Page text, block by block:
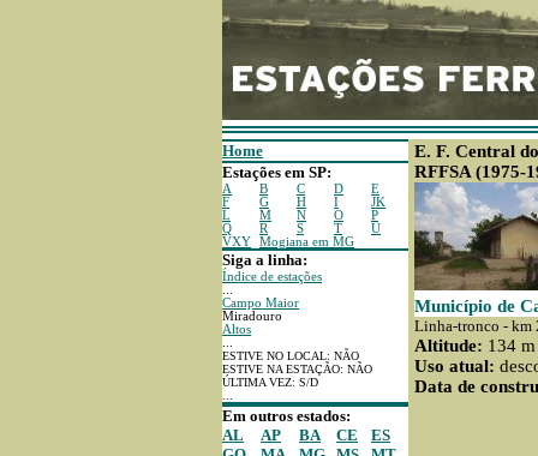
Home
Estações em SP:
A B C D
E
F
G H I
JK
L
M N O
P
Q
R S T
U
VXY
Mogiana em MG
Siga a linha:
Índice de estações
Campo Maior
Miradouro
Altos
ESTIVE NO LOCAL: NÃO
ESTIVE NA ESTAÇÃO: NÃO
ÚLTIMA VEZ: S/D
Em outros estados:
AL
AP BA CE
ES
E. F. Central
RFFSA (1975-
Município de
Linha-tronco - km
Altitude: 134 m
Uso atual:
Data de